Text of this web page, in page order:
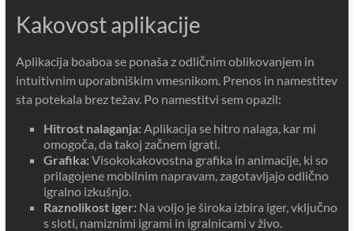
Kakovost aplikacije
Aplikacija boaboa se ponaša z odličnim oblikovanjem in
intuitivnim uporabniškim vmesnikom. Prenos in namestitev
sta potekala brez težav. Po namestitvi sem opazil:
Hitrost nalaganja: Aplikacija se hitro nalaga, kar mi
omogoča, da takoj začnem igrati.
Grafika: Visokokakovostna grafika in animacije, ki so
prilagojene mobilnim napravam, zagotavljajo odlično
igralno izkušnjo.
Raznolikost iger: Na voljo je široka izbira iger, vključno
s sloti, namiznimi igrami in igralnicami v živo.